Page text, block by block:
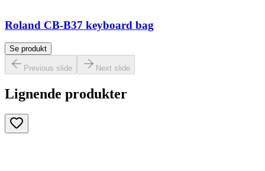
Roland CB-B37 keyboard bag
Se produkt
Previous slide Next slide
Lignende produkter